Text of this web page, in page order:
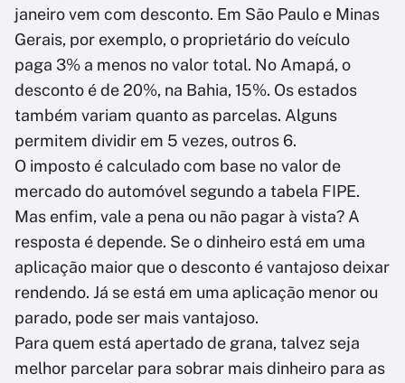
janeiro vem com desconto. Em São Paulo e Minas
Gerais, por exemplo, o proprietário do veículo
paga 3% a menos no valor total. No Amapá, o
desconto é de 20%, na Bahia, 15%. Os estados
também variam quanto as parcelas. Alguns
permitem dividir em 5 vezes, outros 6.
O imposto é calculado com base no valor de
mercado do automóvel segundo a tabela FIPE.
Mas enfim, vale a pena ou não pagar à vista? A
resposta é depende. Se o dinheiro está em uma
aplicação maior que o desconto é vantajoso deixar
rendendo. Já se está em uma aplicação menor ou
parado, pode ser mais vantajoso.
Para quem está apertado de grana, talvez seja
melhor parcelar para sobrar mais dinheiro para as